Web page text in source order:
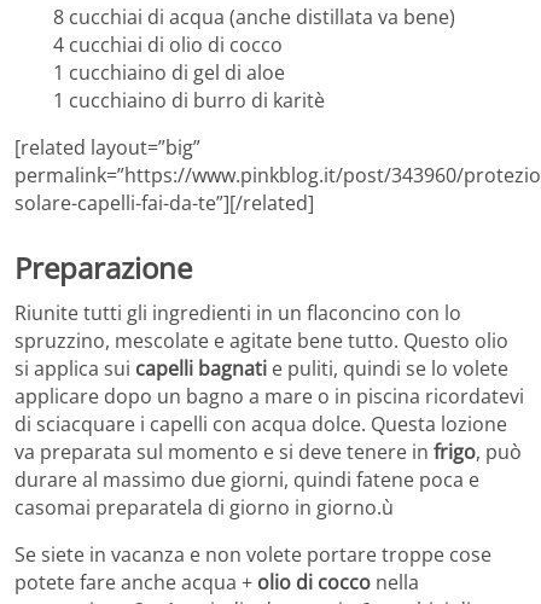
8 cucchiai di acqua (anche distillata va bene)
4 cucchiai di olio di cocco
1 cucchiaino di gel di aloe
1 cucchiaino di burro di karitè
[related layout=”big”
permalink=”https://www.pinkblog.it/post/343960/
solare-capelli-fai-da-te”][/related]
Preparazione
Riunite tutti gli ingredienti in un flaconcino con lo
spruzzino, mescolate e agitate bene tutto. Questo olio
si applica sui capelli bagnati e puliti, quindi se lo volete
applicare dopo un bagno a mare o in piscina ricordatevi
di sciacquare i capelli con acqua dolce. Questa lozione
va preparata sul momento e si deve tenere in frigo, può
durare al massimo due giorni, quindi fatene poca e
casomai preparatela di giorno in giorno.ù
Se siete in vacanza e non volete portare troppe cose
potete fare anche acqua + olio di cocco nella